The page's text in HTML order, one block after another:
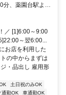
、薬園台駅より
田沼駅 ★前原西
／ [1]6:00～9:00
～翌6:00...
お店を利用した
の中からまずは
・品出し 雇用形
土日祝のみOK
通勤OK
車通勤OK